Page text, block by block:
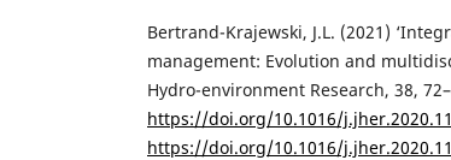
Bertrand-Krajewski, J.L. (2021)
management: Evolution and
Hydro-environment Research, 38,
https://doi.org/10.1016/
https://doi.org/10.1016/